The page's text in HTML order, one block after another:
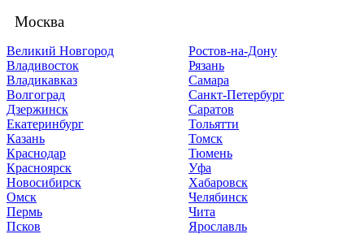
Москва
Великий Новгород
Владивосток
Владикавказ
Волгоград
Дзержинск
Екатеринбург
Казань
Краснодар
Красноярск
Новосибирск
Омск
Пермь
Псков
Ростов-на-Дону
Рязань
Самара
Санкт-Петербург
Саратов
Тольятти
Томск
Тюмень
Уфа
Хабаровск
Челябинск
Чита
Ярославль